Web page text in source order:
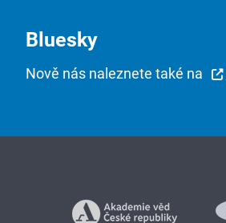
Bluesky
Nově nás naleznete také na